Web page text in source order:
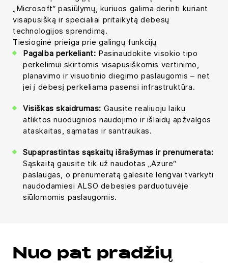
„Microsoft“ pasiūlymų, kuriuos galima derinti kuriant
visapusišką ir specialiai pritaikytą debesų
technologijos sprendimą.
Tiesioginė prieiga prie galingų funkcijų
Pagalba perkeliant: Pasinaudokite visokio tipo
perkėlimui skirtomis visapusiškomis vertinimo,
planavimo ir visuotinio diegimo paslaugomis – net
jei į debesį perkeliama pasensi infrastruktūra.
Visiškas skaidrumas: Gausite realiuoju laiku
atliktos nuodugnios naudojimo ir išlaidų apžvalgos
ataskaitas, sąmatas ir santraukas.
Supaprastintas sąskaitų išrašymas ir prenumerata:
Sąskaitą gausite tik už naudotas „Azure“
paslaugas, o prenumeratą galėsite lengvai tvarkyti
naudodamiesi ALSO debesies parduotuvėje
siūlomomis paslaugomis.
Nuo pat pradžių